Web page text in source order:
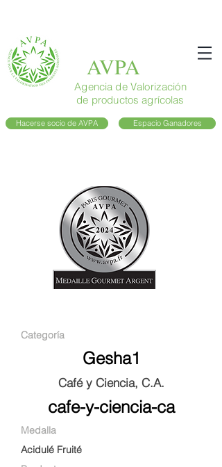
AVPA
Agencia de Valorización
de productos agrícolas
Hacerse socio de AVPA Espacio Ganadores
Categoría
Gesha1
Café y Ciencia, C.A.
cafe-y-ciencia-ca
Medalla
Acidulé Fruité